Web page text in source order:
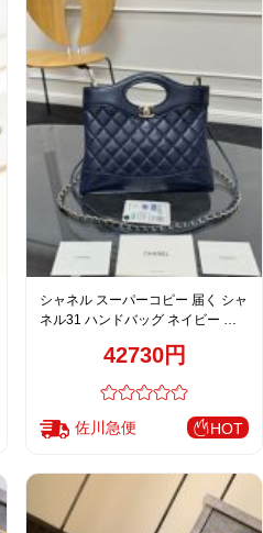
シャネル スーパーコピー 届く シャ
ネル31 ハンドバッグ ネイビー キ
42730円
佐川急便 HOT